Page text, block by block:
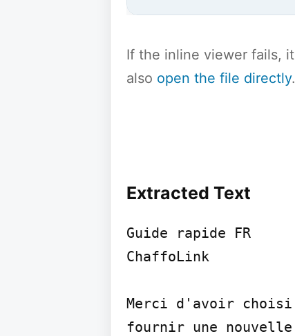
If the inline viewer fails,
also open the file directly.
Extracted Text
Guide rapide FR
ChaffoLink
Merci d'avoir choisi
fournir une